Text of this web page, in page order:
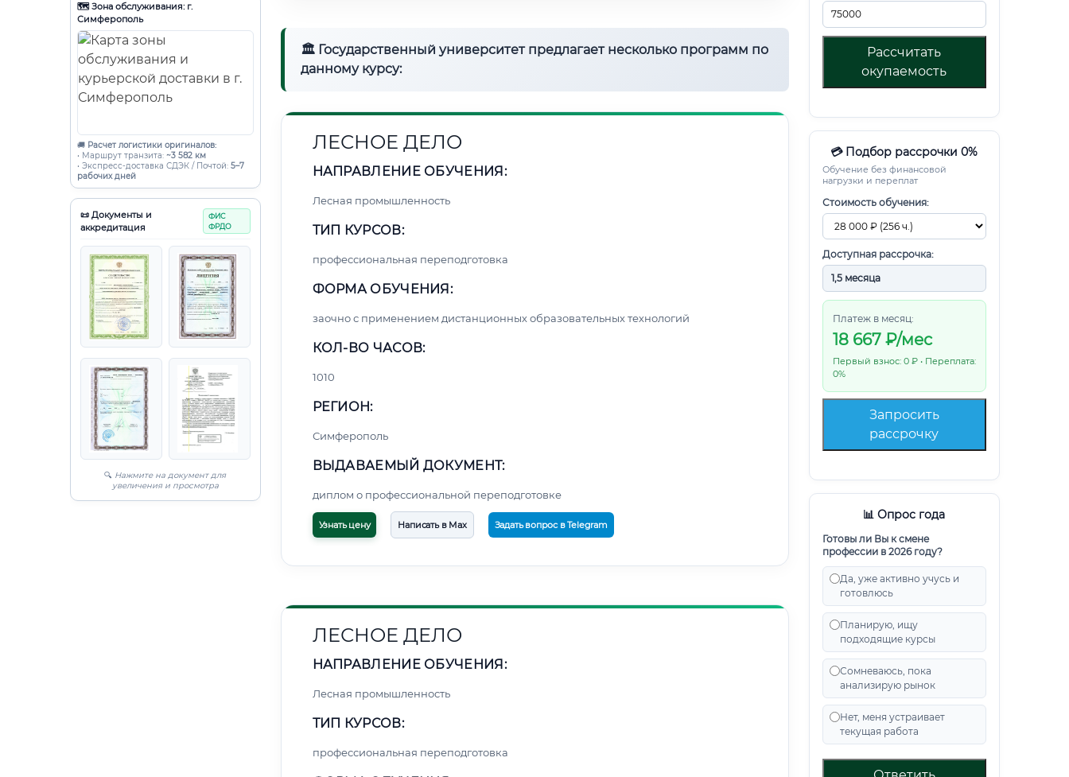
🗺️ Зона обслуживания: г.
Симферополь
🚚 Расчет логистики оригиналов:
• Маршрут транзита: ~3 582 км
• Экспресс-доставка СДЭК / Почтой: 5–7
рабочих дней
📜 Документы и
аккредитация
ФИС
ФРДО
🔍 Нажмите на документ для
увеличения и просмотра
Рассчитать
окупаемость
💳 Подбор рассрочки 0%
Обучение без финансовой
нагрузки и переплат
Стоимость обучения:
Доступная рассрочка:
Платеж в месяц:
18 667₽/мес
Первый взнос: 0 ₽ • Переплата:
0%
Запросить
рассрочку
📊 Опрос года
Готовы ли Вы к смене
профессии в 2026 году?
Да, уже активно учусь и
готовлюсь
Планирую, ищу
подходящие курсы
Сомневаюсь, пока
анализирую рынок
Нет, меня устраивает
текущая работа
🏛 Государственный университет предлагает несколько программ по
данному курсу:
ЛЕСНОЕ ДЕЛО
НАПРАВЛЕНИЕ ОБУЧЕНИЯ:
Лесная промышленность
ТИП КУРСОВ:
профессиональная переподготовка
ФОРМА ОБУЧЕНИЯ:
заочно с применением дистанционных образовательных технологий
КОЛ-ВО ЧАСОВ:
1010
РЕГИОН:
Симферополь
ВЫДАВАЕМЫЙ ДОКУМЕНТ:
диплом о профессиональной переподготовке
Узнать цену Написать в Max Задать вопрос в Telegram
ЛЕСНОЕ ДЕЛО
НАПРАВЛЕНИЕ ОБУЧЕНИЯ:
Лесная промышленность
ТИП КУРСОВ:
профессиональная переподготовка